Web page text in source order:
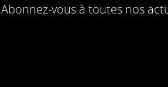
Abonnez-vous à toutes nos